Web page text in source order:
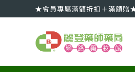
至
★會員專屬滿額折扣＋滿額贈